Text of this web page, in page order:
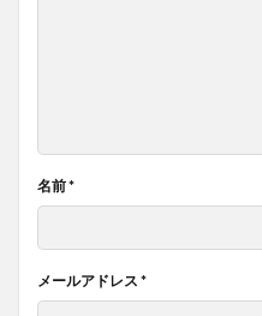
名前*
メールアドレス *